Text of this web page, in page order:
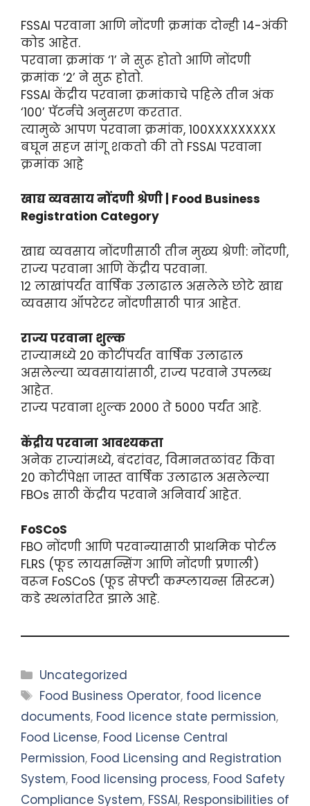
FSSAI परवाना आणि नोंदणी क्रमांक दोन्ही 14-अंकी
कोड आहेत.
परवाना क्रमांक ‘1’ ने सुरू होतो आणि नोंदणी
क्रमांक ‘2’ ने सुरू होतो.
FSSAI केंद्रीय परवाना क्रमांकाचे पहिले तीन अंक
‘100’ पॅटर्नचे अनुसरण करतात.
त्यामुळे आपण परवाना क्रमांक, 100XXXXXXXXX
बघून सहज सांगू शकतो की तो FSSAI परवाना
क्रमांक आहे
खाद्य व्यवसाय नोंदणी श्रेणी | Food Business
Registration Category
खाद्य व्यवसाय नोंदणीसाठी तीन मुख्य श्रेणी: नोंदणी,
राज्य परवाना आणि केंद्रीय परवाना.
12 लाखांपर्यंत वार्षिक उलाढाल असलेले छोटे खाद्य
व्यवसाय ऑपरेटर नोंदणीसाठी पात्र आहेत.
राज्य परवाना शुल्क
राज्यामध्ये 20 कोटींपर्यंत वार्षिक उलाढाल
असलेल्या व्यवसायांसाठी, राज्य परवाने उपलब्ध
आहेत.
राज्य परवाना शुल्क 2000 ते 5000 पर्यंत आहे.
केंद्रीय परवाना आवश्यकता
अनेक राज्यांमध्ये, बंदरांवर, विमानतळांवर किंवा
20 कोटींपेक्षा जास्त वार्षिक उलाढाल असलेल्या
FBOs साठी केंद्रीय परवाने अनिवार्य आहेत.
FoSCoS
FBO नोंदणी आणि परवान्यासाठी प्राथमिक पोर्टल
FLRS (फूड लायसन्सिंग आणि नोंदणी प्रणाली)
वरून FoSCoS (फूड सेफ्टी कम्प्लायन्स सिस्टम)
कडे स्थलांतरित झाले आहे.
Categories
Uncategorized
Tags
Food Business Operator, food licence
documents, Food licence state permission,
Food License, Food License Central
Permission, Food Licensing and Registration
System, Food licensing process, Food Safety
Compliance System, FSSAI, Responsibilities of